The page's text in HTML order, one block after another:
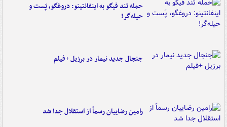
حمله تند فیگو به اینفانتینو: دروغگو، پَست‌ و
حیله‌گر!
جنجال جدید نیمار در برزیل +فیلم
رامین رضاییان رسماً از استقلال جدا شد